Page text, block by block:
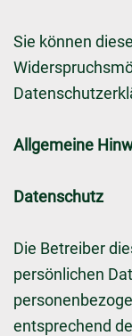
Sie können
Allgemeine
Datenschutz
Die Betreiber
persönlichen
entsprechend